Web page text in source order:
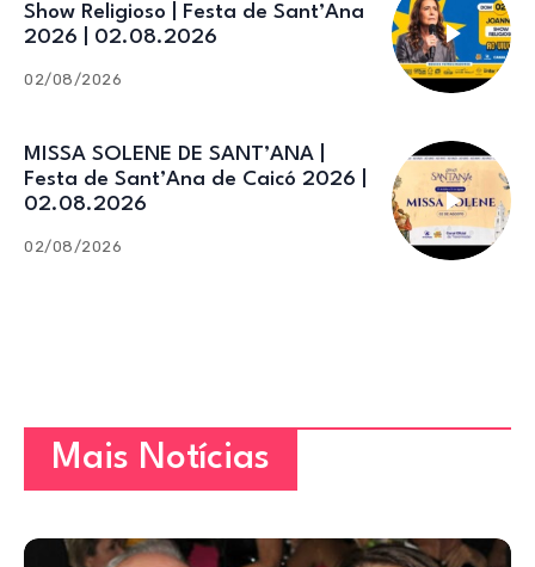
Show Religioso | Festa de Sant’Ana
2026 | 02.08.2026
02/08/2026
MISSA SOLENE DE SANT’ANA |
Festa de Sant’Ana de Caicó 2026 |
02.08.2026
02/08/2026
Mais Notícias